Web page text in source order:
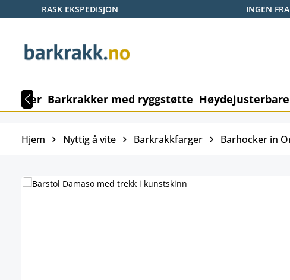
til hovedinnhold
Hopp til søk
Gå til hovednavigasjon
RASK EKSPEDISJON INGEN
Barkrakker med ryggstøtte
Hjem Nyttig å vite Barkrakkfarger Barhocker in